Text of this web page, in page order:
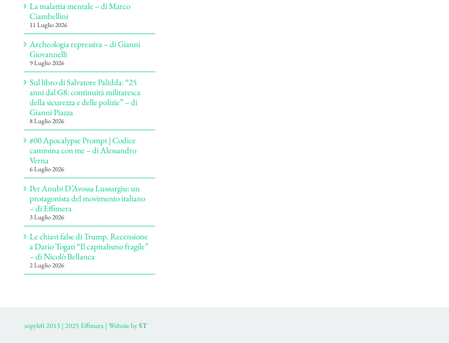
La malattia mentale – di Marco
Ciambellini
11 Luglio 2026
Archeologia repressiva – di Gianni
Giovannelli
9 Luglio 2026
Sul libro di Salvatore Palidda: “25
anni dal G8: continuità militaresca
della sicurezza e delle polizie” – di
Gianni Piazza
8 Luglio 2026
#00 Apocalypse Prompt | Codice
cammina con me – di Alessandro
Verna
6 Luglio 2026
Per Anubi D’Avossa Lussurgiu: un
protagonista del movimento italiano
– di Effimera
3 Luglio 2026
Le chiavi false di Trump. Recensione
a Dario Togati “Il capitalismo fragile”
– di Nicolò Bellanca
2 Luglio 2026
ɔopyleft 2013 | 2025 Effimera | Website byST